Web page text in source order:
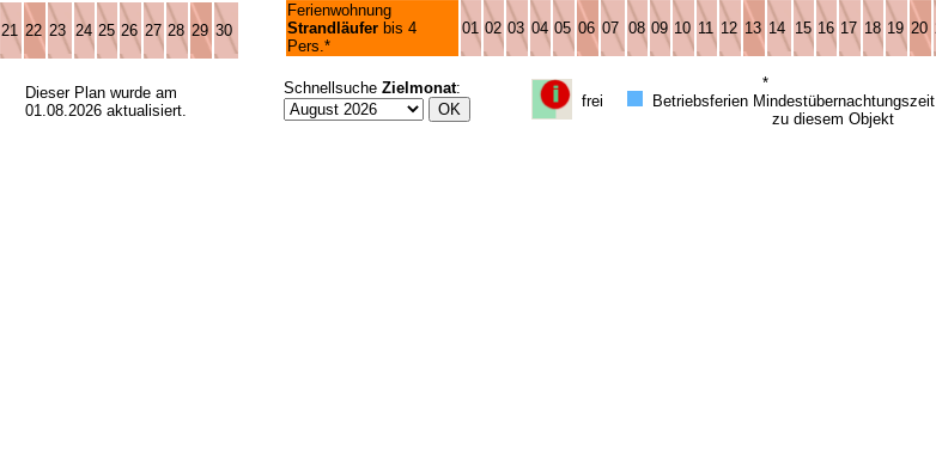
21 22 23 24 25 26 27 28 29 30
Dieser Plan wurde am
01.08.2026 aktualisiert.
Ferienwohnung
Strandläufer bis 4
Pers.*
01 02 03 04 05 06 07 08 09 10 11 12 13 14 15 16 17 18 19 20
Schnellsuche Zielmonat:
frei Betriebsferien
*
Mindestübernachtungszeit
zu diesem Objekt